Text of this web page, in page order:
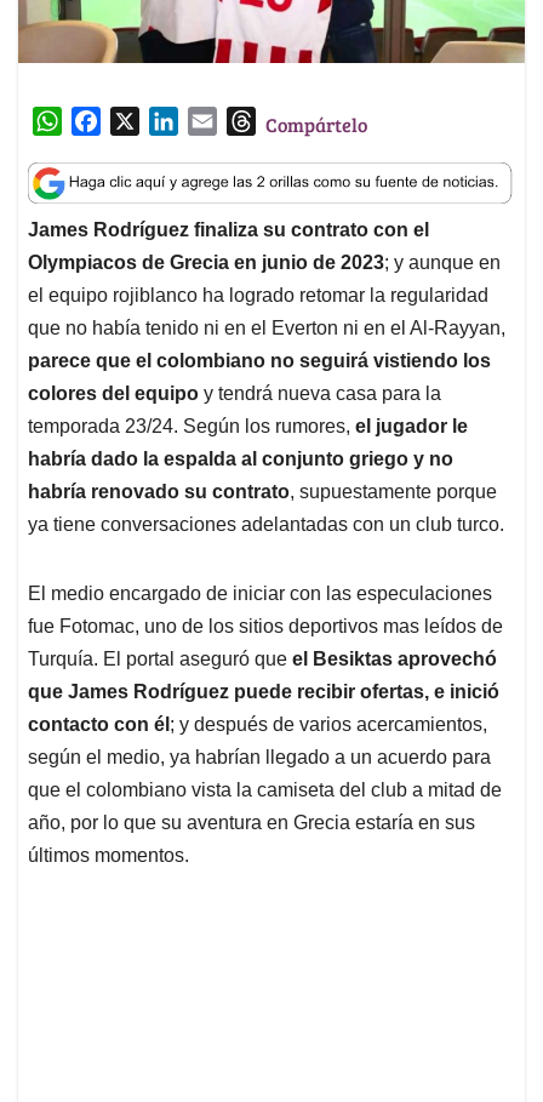
W
a
t
s
A
p
p
c
e
b
o
o
k
n
k
e
d
I
n
a
i
l
T
r
e
a
d
s
Compártelo
James Rodríguez finaliza su contrato con el
Olympiacos de Grecia en junio de 2023; y aunque en
el equipo rojiblanco ha logrado retomar la regularidad
que no había tenido ni en el Everton ni en el Al-Rayyan,
parece que el colombiano no seguirá vistiendo los
colores del equipo y tendrá nueva casa para la
temporada 23/24. Según los rumores, el jugador le
habría dado la espalda al conjunto griego y no
habría renovado su contrato, supuestamente porque
ya tiene conversaciones adelantadas con un club turco.
El medio encargado de iniciar con las especulaciones
fue Fotomac, uno de los sitios deportivos mas leídos de
Turquía. El portal aseguró que el Besiktas aprovechó
que James Rodríguez puede recibir ofertas, e inició
contacto con él ; y después de varios acercamientos,
según el medio, ya habrían llegado a un acuerdo para
que el colombiano vista la camiseta del club a mitad de
año, por lo que su aventura en Grecia estaría en sus
últimos momentos.